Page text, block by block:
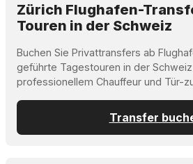
Zürich Flughafen-
Touren in der Schweiz
Buchen Sie Privattransfers ab
geführte Tagestouren in der
professionellem Chauffeur und Tür-
Transfer